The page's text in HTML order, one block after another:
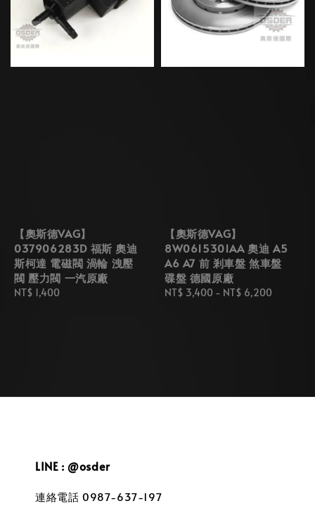
【奧斯德VAG】
037906283D 福斯 奧迪
斯柯達 電磁閥 渦輪 洩壓
閥 壓力閥 一汽原廠
Regular
NT$ 1,400
【奧斯德VAG】
8W0615301AA 奧迪 A5
A6 A7 前 剎車盤 煞車盤
碟盤 德國原廠
Regular
NT$ 3,400 - NT$ 6,200
LINE : @osder
連絡電話 0987-637-197